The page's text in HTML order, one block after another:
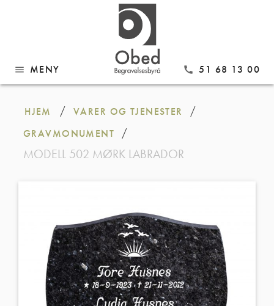
menu MENY call 51 68 13 00
Gå
innhold
HJEM / VARER OG TJENESTER /
GRAVMONUMENT /
MODELL 502 MØRK LABRADOR